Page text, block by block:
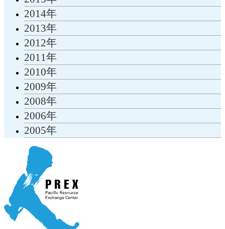
2014年
2013年
2012年
2011年
2010年
2009年
2008年
2006年
2005年